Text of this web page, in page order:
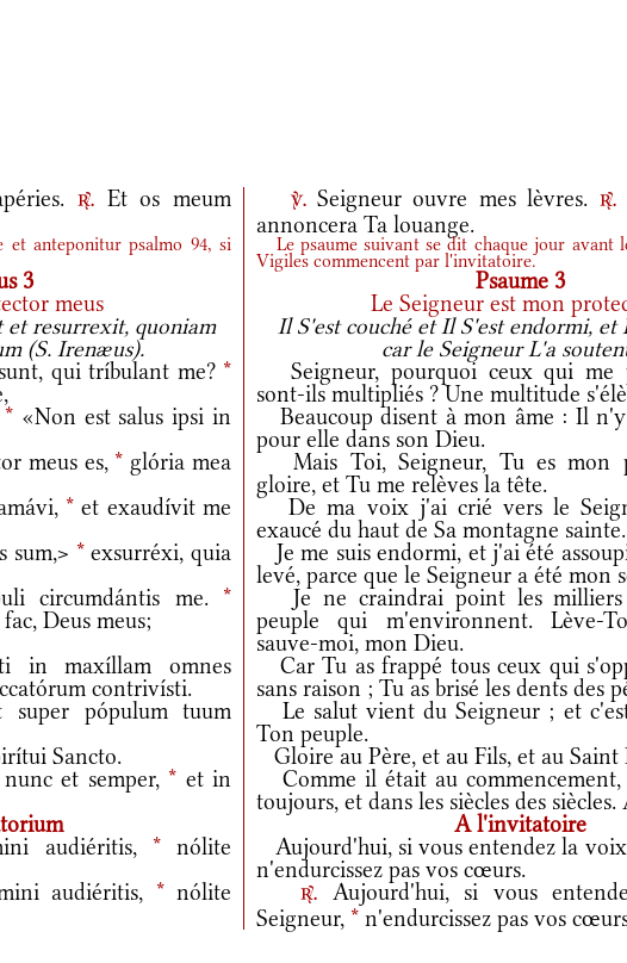
r.Et os meum
v.Seigneur ouvre mes lèvres. r.
annoncera Ta louange.
anteponitur psalmo 94, si Le psaume suivant se dit chaque jour avant
Vigiles commencent par l'invitatoire.
3
Psaume 3
meus
Le Seigneur est mon
resurrexit, quoniam
(S. Irenæus).
Il S'est couché et Il S'est endormi, et
car le Seigneur L'a
qui tríbulant me? *
Seigneur, pourquoi ceux qui me
sont-ils multipliés ? Une multitude
*«Non est salus ipsi in
Beaucoup disent à mon âme : Il
pour elle dans son Dieu.
meus es, * glória mea
Mais Toi, Seigneur, Tu es mon
gloire, et Tu me relèves la tête.
* et exaudívit me
De ma voix j'ai crié vers le
exaucé du haut de Sa montagne sainte.
sum,> *exsurréxi, quia
Je me suis endormi, et j'ai été
levé, parce que le Seigneur a été mon
circumdántis me. *
Deus meus;
Je ne craindrai point les milliers
peuple qui m'environnent. Lève-
sauve-moi, mon Dieu.
in maxíllam omnes
contrivísti.
Car Tu as frappé tous ceux qui
sans raison ; Tu as brisé les dents des
pópulum tuum
Le salut vient du Seigneur ; et
Ton peuple.
Sancto.
Gloire au Père, et au Fils, et au Saint
et semper, * et in
Comme il était au
toujours, et dans les siècles des siècles.
A l'invitatoire
audiéritis, *nólite
Aujourd'hui, si vous entendez la
n'endurcissez pas vos cœurs.
audiéritis, *nólite
r.
Aujourd'hui, si vous
Seigneur, * n'endurcissez pas vos